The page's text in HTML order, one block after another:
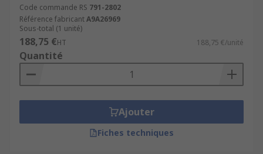
Code commande RS 791-2802
Référence fabricantA9A26969
Sous-total (1 unité)
188,75 €HT 188,75 €/unité
Quantité
Ajouter
Fiches techniques